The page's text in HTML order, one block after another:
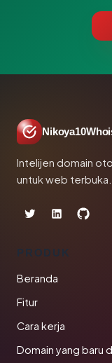
Intelijen domain
untuk web terbuka.
PRODUK
Beranda
Fitur
Cara kerja
Domain yang baru